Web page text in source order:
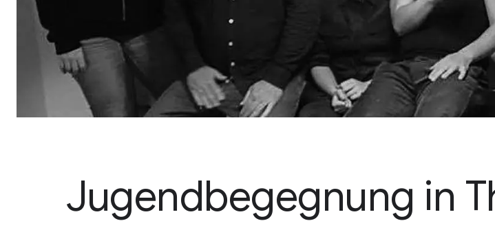
Jugendbegegnung in